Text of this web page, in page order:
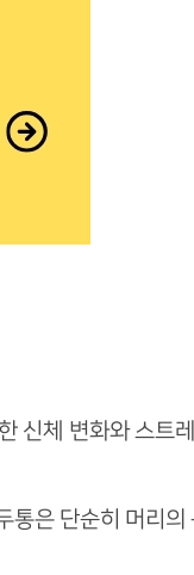
신체 변화와 스트
은 단순히 머리